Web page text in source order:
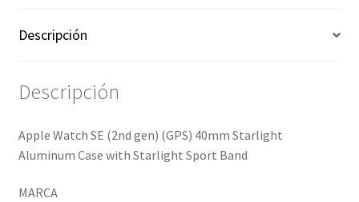
Descripción
Descripción
Apple Watch SE (2nd gen) (GPS) 40mm Starlight
Aluminum Case with Starlight Sport Band
MARCA